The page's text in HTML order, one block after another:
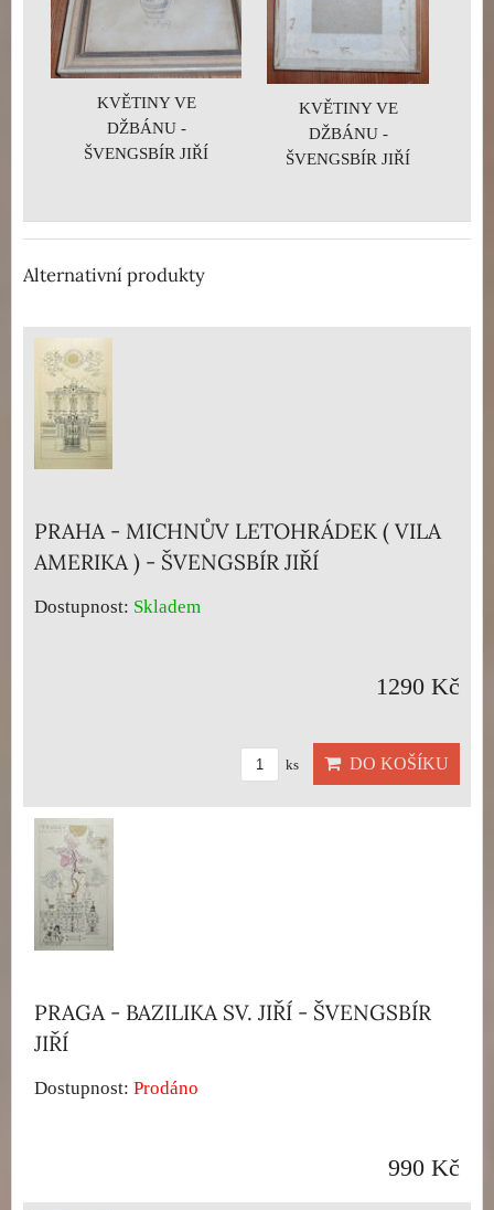
KVĚTINY VE
DŽBÁNU -
ŠVENGSBÍR JIŘÍ
KVĚTINY VE
DŽBÁNU -
ŠVENGSBÍR JIŘÍ
Alternativní produkty
PRAHA - MICHNŮV LETOHRÁDEK ( VILA
AMERIKA ) - ŠVENGSBÍR JIŘÍ
Dostupnost: Skladem
1290 Kč
ks DO KOŠÍKU
PRAGA - BAZILIKA SV. JIŘÍ - ŠVENGSBÍR
JIŘÍ
Dostupnost: Prodáno
990 Kč